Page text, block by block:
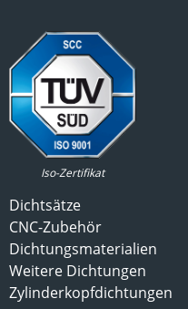
Iso-Zertifikat
Dichtsätze
CNC-Zubehör
Dichtungsmaterialien
Weitere Dichtungen
Zylinderkopfdichtungen